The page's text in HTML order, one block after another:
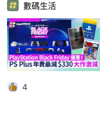
數碼生活
4